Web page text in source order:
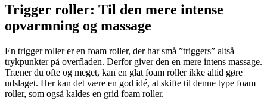
Trigger roller: Til den mere intense
opvarmning og massage
En trigger roller er en foam roller, der har små ”triggers” altså
trykpunkter på overfladen. Derfor giver den en mere intens massage.
Træner du ofte og meget, kan en glat foam roller ikke altid gøre
udslaget. Her kan det være en god idé, at skifte til denne type foam
roller, som også kaldes en grid foam roller.